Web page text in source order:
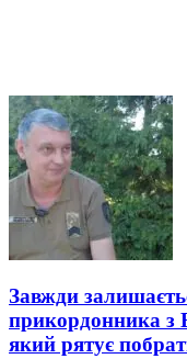
Завжди
прикордонника з
який рятує